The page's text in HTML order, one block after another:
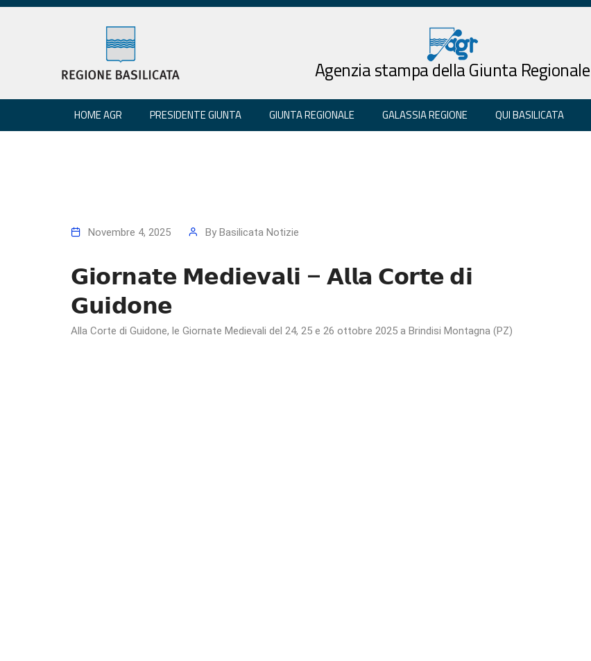
Agenzia stampa della Giunta Regionale
HOME AGR PRESIDENTE GIUNTA GIUNTA REGIONALE GALASSIA REGIONE QUI BASILICATA
Novembre 4, 2025 By Basilicata Notizie
𝗚𝗶𝗼𝗿𝗻𝗮𝘁𝗲 𝗠𝗲𝗱𝗶𝗲𝘃𝗮𝗹𝗶 – 𝗔𝗹𝗹𝗮 𝗖𝗼𝗿𝘁𝗲 𝗱𝗶
𝗚𝘂𝗶𝗱𝗼𝗻𝗲
Alla Corte di Guidone, le Giornate Medievali del 24, 25 e 26 ottobre 2025 a Brindisi Montagna (PZ)